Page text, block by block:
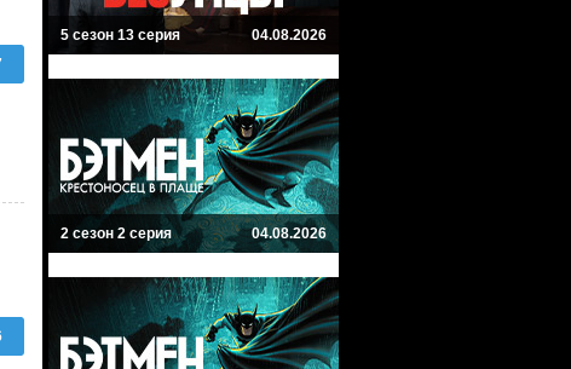
5 сезон 13 серия 04.08.2026
2 сезон 2 серия 04.08.2026